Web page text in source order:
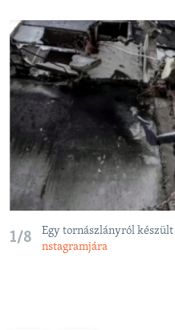
1/8
Egy tornászlányról
nstagramjára